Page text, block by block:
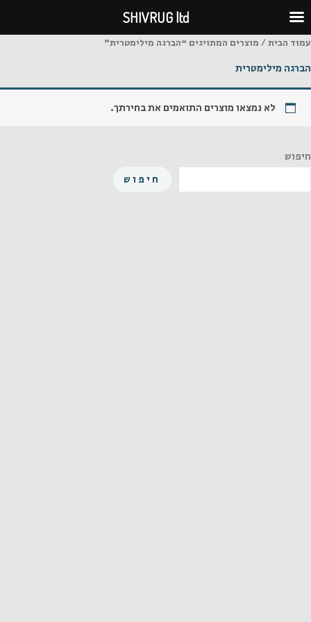
לתוכן
עמוד הבית/ מוצרים המתויגים “הברגה מילימטרית”
הברגה מילימטרית
לא נמצאו מוצרים התואמים את בחירתך.
חיפוש
חיפוש
SHIVRUG ltd